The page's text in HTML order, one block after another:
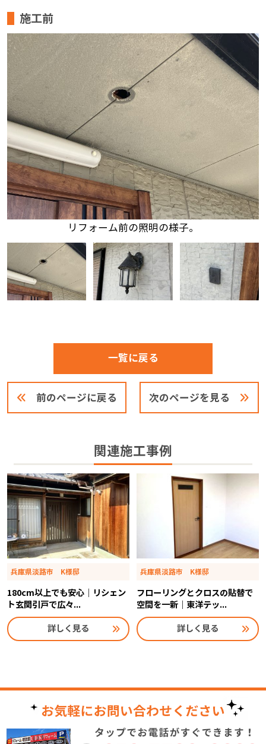
施工前
リフォーム前の照明の様子。
前のページに戻る
一覧に戻る
次のページを見る
関連施工事例
兵庫県淡路市 K様邸
180cm以上でも安心｜リシェン
ト玄関引戸で広々...
詳しく見る
兵庫県淡路市 K様邸
フローリングとクロスの貼替で
空間を一新｜東洋テッ...
詳しく見る